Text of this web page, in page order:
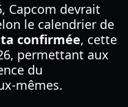
Capcom devrait
le calendrier de
confirmée, cette
permettant aux
du
mêmes.